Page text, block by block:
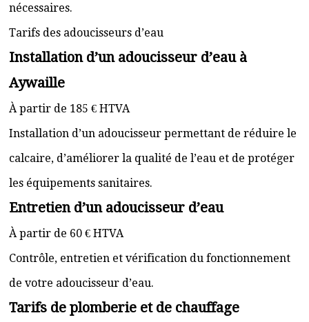
nécessaires.
Tarifs des adoucisseurs d’eau
Installation d’un adoucisseur d’eau à
Aywaille
À partir de 185 € HTVA
Installation d’un adoucisseur permettant de réduire le
calcaire, d’améliorer la qualité de l’eau et de protéger
les équipements sanitaires.
Entretien d’un adoucisseur d’eau
À partir de 60 € HTVA
Contrôle, entretien et vérification du fonctionnement
de votre adoucisseur d’eau.
Tarifs de plomberie et de chauffage